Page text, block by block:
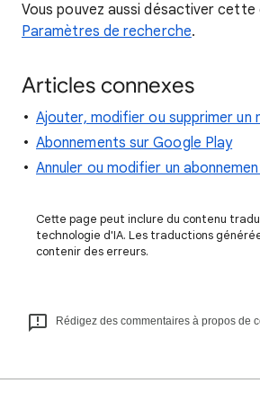
Vous pouvez aussi désactiver cette
Paramètres de recherche.
Articles connexes
Ajouter, modifier ou supprimer un
Abonnements sur Google Play
Annuler ou modifier un
Cette page peut inclure du contenu
technologie d'IA. Les traductions
contenir des erreurs.
Rédigez des commentaires à propos de